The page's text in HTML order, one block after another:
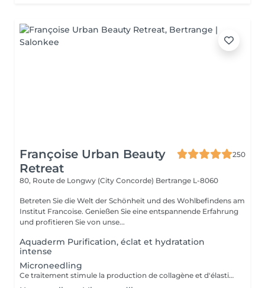
Françoise Urban Beauty
Retreat
250
80, Route de Longwy (City Concorde) Bertrange L-8060
Betreten Sie die Welt der Schönheit und des Wohlbefindens am
Institut Francoise. Genießen Sie eine entspannende Erfahrung
und profitieren Sie von unse...
Aquaderm Purification, éclat et hydratation
intense
Microneedling
Ce traitement stimule la production de collagène et d'élastine grâce à de fines aiguilles, améliorant ainsi le teint, la fermeté et l'éclat de la peau. Son efficacité est décuplée lorsqu'il est associé à des substances régénératrices comme le PDRN , Les Cyto-Pep les Exosomes , qui favorisent la réparation tissulaire, l'hydratation et le renforcement de la peau. Même les jeunes de 20 à 30 ans peuvent bénéficier de ces traitements préventifs, appelés préjuvénition , pour conserver une peau ferme et élastique au fil du temps.